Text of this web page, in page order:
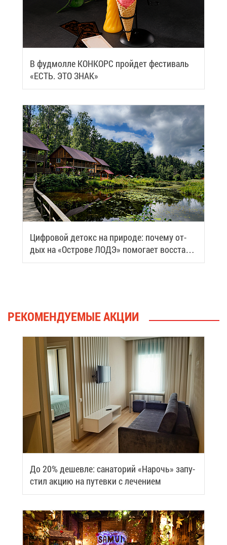
В фуд­мол­ле КОН­КОРС прой­дет фе­сти­валь
«ЕСТЬ. ЭТО ЗНАК»
Циф­ро­вой де­токс на при­ро­де: по­че­му от­
дых на «Ост­ро­ве ЛОДЭ» по­мо­га­ет вос­ста­но­
вить си­лы
РЕ­КО­МЕН­ДУ­Е­МЫЕ АК­ЦИИ
До 20% де­шев­ле: са­на­то­рий «На­рочь» за­пу­
стил ак­цию на пу­тев­ки с ле­че­ни­ем